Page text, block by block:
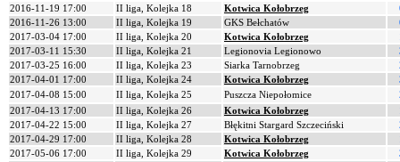
2016-11-19 17:00
II liga, Kolejka 18 Kotwica Kołobrzeg
2016-11-26 13:00
II liga, Kolejka 19 GKS Bełchatów
2017-03-04 17:00
II liga, Kolejka 20 Kotwica Kołobrzeg
2017-03-11 15:30
II liga, Kolejka 21 Legionovia Legionowo
2017-03-25 16:00
II liga, Kolejka 23 Siarka Tarnobrzeg
2017-04-01 17:00
II liga, Kolejka 24 Kotwica Kołobrzeg
2017-04-08 15:00
II liga, Kolejka 25 Puszcza Niepołomice
2017-04-13 17:00
II liga, Kolejka 26 Kotwica Kołobrzeg
2017-04-22 15:00
II liga, Kolejka 27 Błękitni Stargard Szczeciński
2017-04-29 17:00
II liga, Kolejka 28 Kotwica Kołobrzeg
2017-05-06 17:00
II liga, Kolejka 29 Kotwica Kołobrzeg